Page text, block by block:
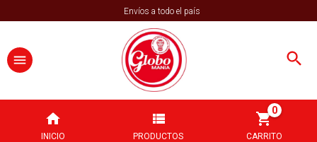
Envíos a todo el país
INICIO PRODUCTOS CARRITO
0